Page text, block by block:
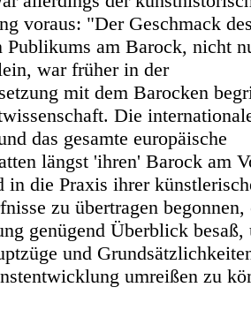
voraus: "Der Geschmack
Publikums am Barock, nicht
war früher in der
mit dem Barocken
Die
das gesamte europäische
längst 'ihren' Barock am
in die Praxis ihrer
zu übertragen begonnen,
genügend Überblick besaß,
und
umreißen zu